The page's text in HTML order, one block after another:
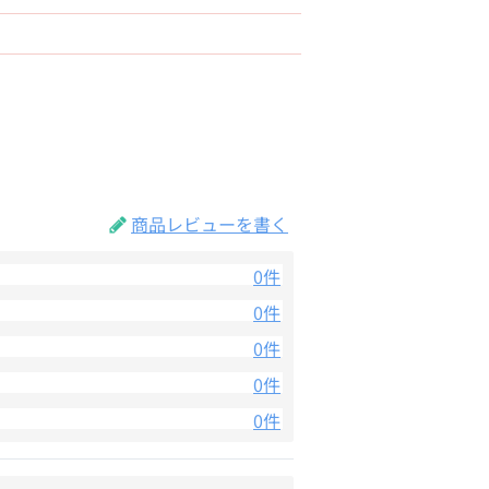
商品レビューを書く
0件
0件
0件
0件
0件